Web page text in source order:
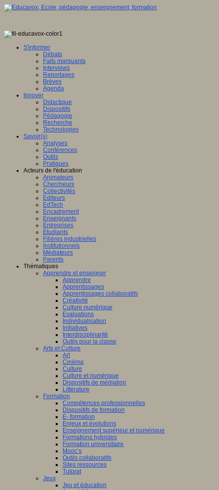
S'informer
Débats
Faits marquants
Interviews
Reportages
Brèves
Agenda
Innover
Didactique
Dispositifs
Pédagogie
Recherche
Technologies
Savoir(s)
Analyses
Conférences
Outils
Pratiques
Acteurs de l'éducation
Animateurs
Chercheurs
Collectivités
Editeurs
EdTech
Encadrement
Enseignants
Entreprises
Etudiants
Filières industrielles
Institutionnels
Médiateurs
Parents
Thématiques
Apprendre et enseigner
Apprendre
Apprentissages
Apprentissages collaboratifs
Créativité
Culture numérique
Evaluations
Individualisation
Initiatives
Interdisciplinarité
Outils pour la classe
Arts et Culture
Art
Cinéma
Culture
Culture et numérique
Dispositifs de médiation
Littérature
Formation
Compétences professionnelles
Dispositifs de formation
E- formation
Enjeux et évolutions
Enseignement supérieur et numérique
Formations hybrides
Formation universitaire
Mooc’s
Outils collaboratifs
Sites ressources
Tutorat
Jeux
Jeu et éducation